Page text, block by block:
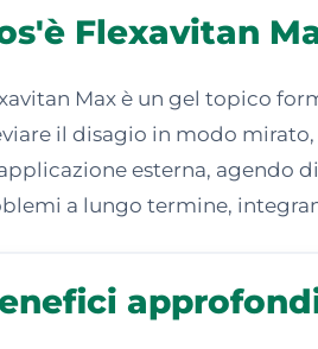
Flexavitan
Max è un gel topico
il disagio in modo
esterna, agendo
a lungo termine,